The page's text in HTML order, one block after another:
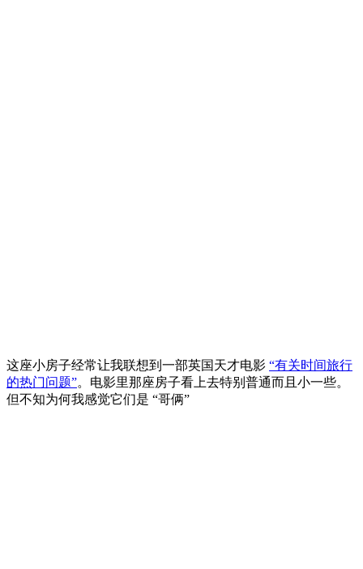
这座小房子经常让我联想到一部英国天才电影 “有关时间旅行
的热门问题”。电影里那座房子看上去特别普通而且小一些。
但不知为何我感觉它们是 “哥俩”